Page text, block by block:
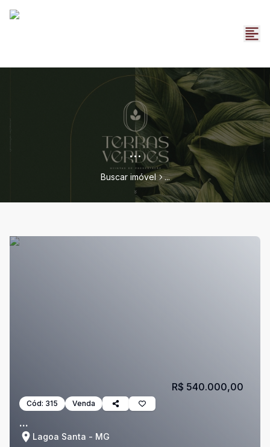
...
Buscar imóvel ...
Cód: 315 Venda
...
Lagoa Santa - MG
R$ 540.000,00